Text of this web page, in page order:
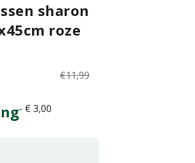
sharon
roze
€11,99
- € 3,00